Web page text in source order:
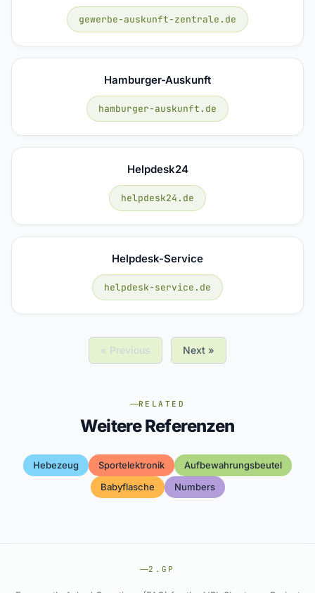
gewerbe-auskunft-zentrale.de
Hamburger-Auskunft
hamburger-auskunft.de
Helpdesk24
helpdesk24.de
Helpdesk-Service
helpdesk-service.de
« Previous Next »
RELATED
Weitere Referenzen
Hebezeug Sportelektronik
Aufbewahrungsbeutel
Babyflasche
Numbers
2.GP